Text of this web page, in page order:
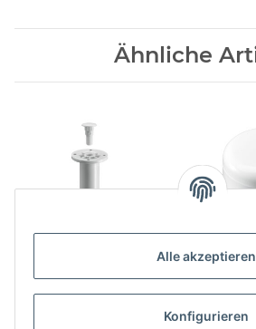
Alle akzeptieren
Konfigurieren
Ähnliche
mm, Kunststoff, weiß
18mm,